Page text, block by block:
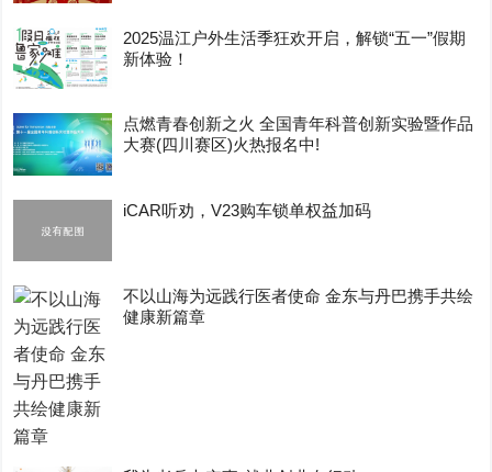
2025温江户外生活季狂欢开启，解锁“五一”假期
新体验！
点燃青春创新之火 全国青年科普创新实验暨作品
大赛(四川赛区)火热报名中!
iCAR听劝，V23购车锁单权益加码
不以山海为远践行医者使命 金东与丹巴携手共绘
健康新篇章